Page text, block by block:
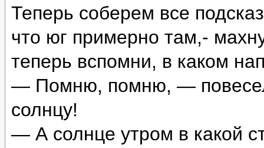
Теперь соберем все
что юг примерно там,-
теперь вспомни, в каком
— Помню, помню, —
солнцу!
— А солнце утром в какой